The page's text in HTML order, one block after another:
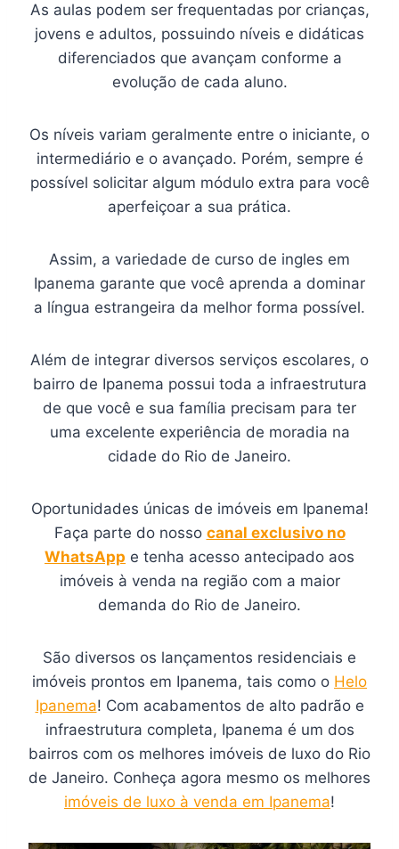
As aulas podem ser frequentadas por crianças,
jovens e adultos, possuindo níveis e didáticas
diferenciados que avançam conforme a
evolução de cada aluno.
Os níveis variam geralmente entre o iniciante, o
intermediário e o avançado. Porém, sempre é
possível solicitar algum módulo extra para você
aperfeiçoar a sua prática.
Assim, a variedade de curso de ingles em
Ipanema garante que você aprenda a dominar
a língua estrangeira da melhor forma possível.
Além de integrar diversos serviços escolares, o
bairro de Ipanema possui toda a infraestrutura
de que você e sua família precisam para ter
uma excelente experiência de moradia na
cidade do Rio de Janeiro.
Oportunidades únicas de imóveis em Ipanema!
Faça parte do nosso canal exclusivo no
WhatsApp e tenha acesso antecipado aos
imóveis à venda na região com a maior
demanda do Rio de Janeiro.
São diversos os lançamentos residenciais e
imóveis prontos em Ipanema, tais como o Helo
Ipanema! Com acabamentos de alto padrão e
infraestrutura completa, Ipanema é um dos
bairros com os melhores imóveis de luxo do Rio
de Janeiro. Conheça agora mesmo os melhores
imóveis de luxo à venda em Ipanema!